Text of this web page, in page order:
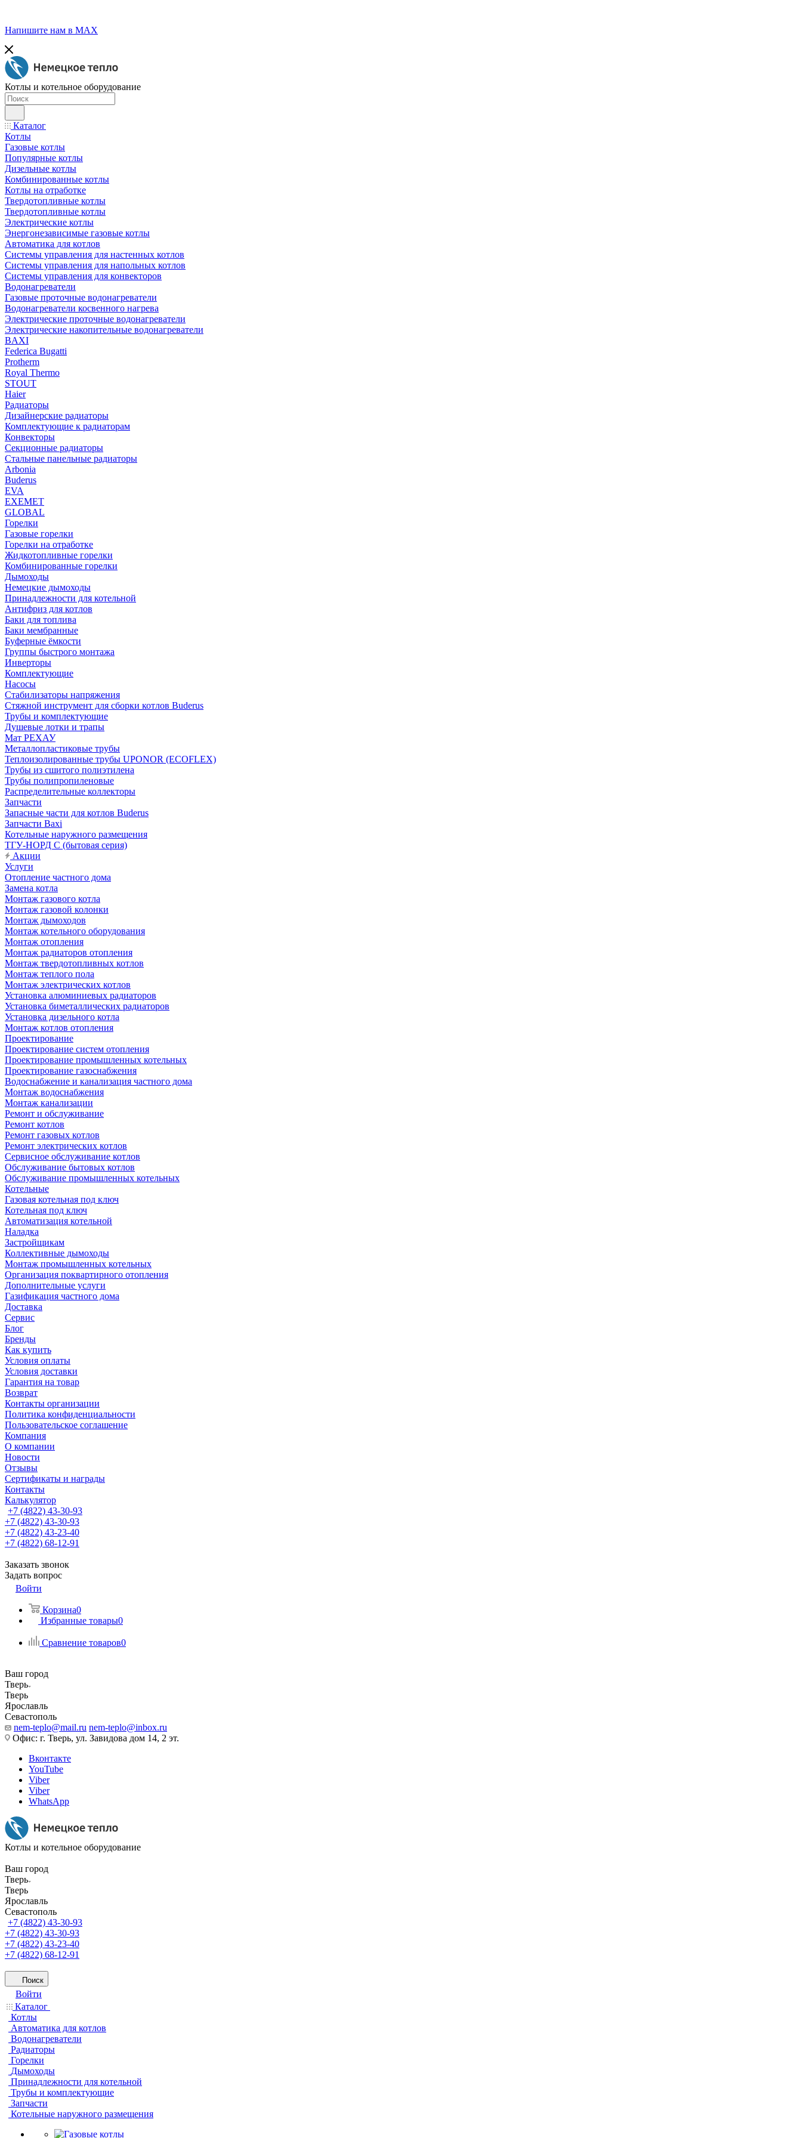
Напишите нам в МАХ
Котлы и котельное оборудование
Каталог
Котлы
Газовые котлы
Популярные котлы
Дизельные котлы
Комбинированные котлы
Котлы на отработке
Твердотопливные котлы
Твердотопливные котлы
Электрические котлы
Энергонезависимые газовые котлы
Автоматика для котлов
Системы управления для настенных котлов
Системы управления для напольных котлов
Системы управления для конвекторов
Водонагреватели
Газовые проточные водонагреватели
Водонагреватели косвенного нагрева
Электрические проточные водонагреватели
Электрические накопительные водонагреватели
BAXI
Federica Bugatti
Protherm
Royal Thermo
STOUT
Haier
Радиаторы
Дизайнерские радиаторы
Комплектующие к радиаторам
Конвекторы
Секционные радиаторы
Стальные панельные радиаторы
Arbonia
Buderus
EVA
EXEMET
GLOBAL
Горелки
Газовые горелки
Горелки на отработке
Жидкотопливные горелки
Комбинированные горелки
Дымоходы
Немецкие дымоходы
Принадлежности для котельной
Антифриз для котлов
Баки для топлива
Баки мембранные
Буферные ёмкости
Группы быстрого монтажа
Инверторы
Комплектующие
Насосы
Стабилизаторы напряжения
Стяжной инструмент для сборки котлов Buderus
Трубы и комплектующие
Душевые лотки и трапы
Мат РЕХАУ
Металлопластиковые трубы
Теплоизолированные трубы UPONOR (ECOFLEX)
Трубы из сшитого полиэтилена
Трубы полипропиленовые
Распределительные коллекторы
Запчасти
Запасные части для котлов Buderus
Запчасти Baxi
Котельные наружного размещения
ТГУ-НОРД С (бытовая серия)
Акции
Услуги
Отопление частного дома
Замена котла
Монтаж газового котла
Монтаж газовой колонки
Монтаж дымоходов
Монтаж котельного оборудования
Монтаж отопления
Монтаж радиаторов отопления
Монтаж твердотопливных котлов
Монтаж теплого пола
Монтаж электрических котлов
Установка алюминиевых радиаторов
Установка биметаллических радиаторов
Установка дизельного котла
Монтаж котлов отопления
Проектирование
Проектирование систем отопления
Проектирование промышленных котельных
Проектирование газоснабжения
Водоснабжение и канализация частного дома
Монтаж водоснабжения
Монтаж канализации
Ремонт и обслуживание
Ремонт котлов
Ремонт газовых котлов
Ремонт электрических котлов
Сервисное обслуживание котлов
Обслуживание бытовых котлов
Обслуживание промышленных котельных
Котельные
Газовая котельная под ключ
Котельная под ключ
Автоматизация котельной
Наладка
Застройщикам
Коллективные дымоходы
Монтаж промышленных котельных
Организация поквартирного отопления
Дополнительные услуги
Газификация частного дома
Доставка
Сервис
Блог
Бренды
Как купить
Условия оплаты
Условия доставки
Гарантия на товар
Возврат
Контакты организации
Политика конфиденциальности
Пользовательское соглашение
Компания
О компании
Новости
Отзывы
Сертификаты и награды
Контакты
Калькулятор
+7 (4822) 43-30-93
+7 (4822) 43-30-93
+7 (4822) 43-23-40
+7 (4822) 68-12-91
Заказать звонок
Задать вопрос
Войти
Корзина0
Избранные товары0
Сравнение товаров0
Ваш город
Тверь
Тверь
Ярославль
Севастополь
nem-teplo@mail.ru nem-teplo@inbox.ru
Офис: г. Тверь, ул. Завидова дом 14, 2 эт.
Вконтакте
YouTube
Viber
Viber
WhatsApp
Котлы и котельное оборудование
Ваш город
Тверь
Тверь
Ярославль
Севастополь
+7 (4822) 43-30-93
+7 (4822) 43-30-93
+7 (4822) 43-23-40
+7 (4822) 68-12-91
Поиск
Войти
Каталог
Котлы
Автоматика для котлов
Водонагреватели
Радиаторы
Горелки
Дымоходы
Принадлежности для котельной
Трубы и комплектующие
Запчасти
Котельные наружного размещения